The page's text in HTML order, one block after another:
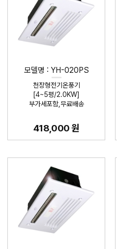
모델명 : YH-020PS
천장형전기온풍기
[4~5평/2.0KW]
부가세포함,무료배송
418,000 원